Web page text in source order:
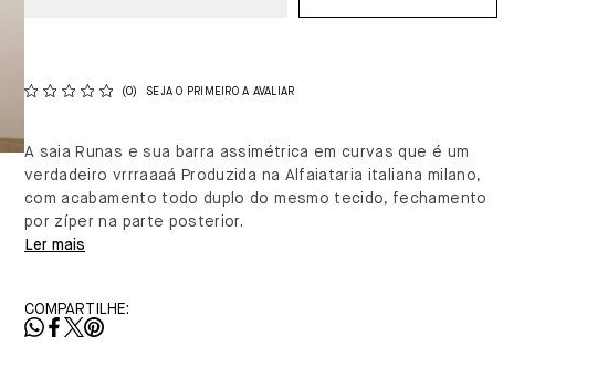
(0) SEJA O PRIMEIRO A AVALIAR
A saia Runas e sua barra assimétrica em curvas que é um
verdadeiro vrrraaaá Produzida na Alfaiataria italiana milano,
com acabamento todo duplo do mesmo tecido, fechamento
por zíper na parte posterior.
Ler mais
COMPARTILHE: